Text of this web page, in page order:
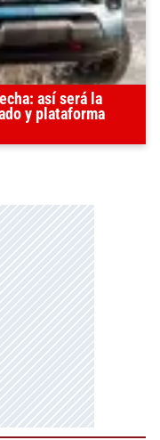
así será la
y plataforma